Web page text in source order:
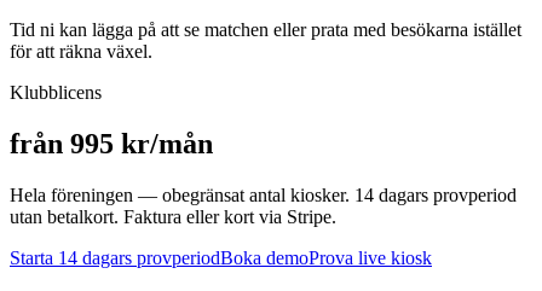
Tid ni kan lägga på att se matchen eller prata med besökarna istället
för att räkna växel.
Klubblicens
från 995 kr/mån
Hela föreningen — obegränsat antal kiosker. 14 dagars provperiod
utan betalkort. Faktura eller kort via Stripe.
Starta 14 dagars provperiodBoka demoProva live kiosk